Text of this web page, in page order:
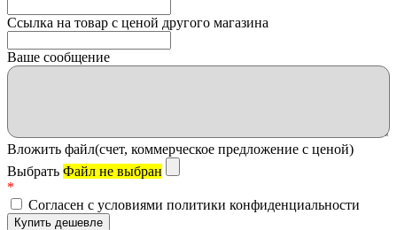
Ссылка на товар с ценой другого магазина
Ваше сообщение
Вложить файл(счет, коммерческое предложение с ценой)
Выбрать Файл не выбран
*
Согласен с условиями политики конфиденциальности